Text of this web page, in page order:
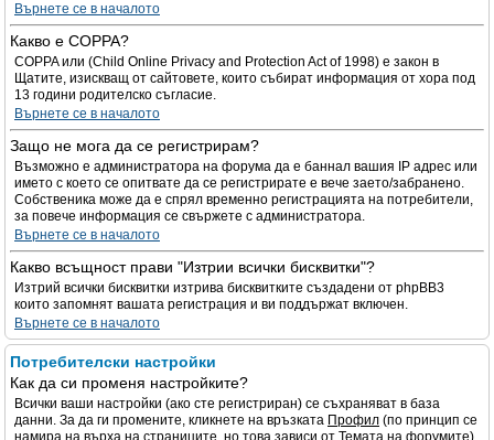
Върнете се в началото
Какво е COPPA?
COPPA или (Child Online Privacy and Protection Act of 1998) е закон в
Щатите, изискващ от сайтовете, които събират информация от хора под
13 години родителско съгласие.
Върнете се в началото
Защо не мога да се регистрирам?
Възможно е администратора на форума да е баннал вашия IP адрес или
името с което се опитвате да се регистрирате е вече заето/забранено.
Собственика може да е спрял временно регистрацията на потребители,
за повече информация се свържете с администратора.
Върнете се в началото
Какво всъщност прави "Изтрии всички бисквитки"?
Изтрий всички бисквитки изтрива бисквитките създадени от phpBB3
които запомнят вашата регистрация и ви поддържат включен.
Върнете се в началото
Потребителски настройки
Как да си променя настройките?
Всички ваши настройки (ако сте регистриран) се съхраняват в база
данни. За да ги промените, кликнете на връзката Профил (по принцип се
намира на върха на страниците, но това зависи от Темата на форумите).